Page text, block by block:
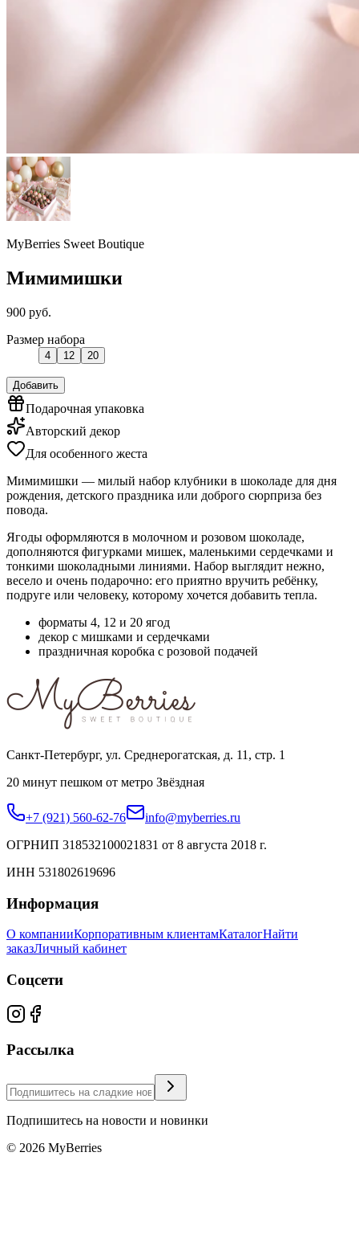
MyBerries Sweet Boutique
Мимимишки
900 руб.
Размер набора
4 12 20
Добавить
Подарочная упаковка
Авторский декор
Для особенного жеста
Мимимишки — милый набор клубники в шоколаде для дня
рождения, детского праздника или доброго сюрприза без
повода.
Ягоды оформляются в молочном и розовом шоколаде,
дополняются фигурками мишек, маленькими сердечками и
тонкими шоколадными линиями. Набор выглядит нежно,
весело и очень подарочно: его приятно вручить ребёнку,
подруге или человеку, которому хочется добавить тепла.
форматы 4, 12 и 20 ягод
декор с мишками и сердечками
праздничная коробка с розовой подачей
Санкт-Петербург, ул. Среднерогатская, д. 11, стр. 1
20 минут пешком от метро Звёздная
+7 (921) 560-62-76
info@myberries.ru
ОГРНИП 318532100021831 от 8 августа 2018 г.
ИНН 531802619696
Информация
О компанииКорпоративным клиентамКаталогНайти
заказЛичный кабинет
Соцсети
Рассылка
Подпишитесь на новости и новинки
© 2026 MyBerries